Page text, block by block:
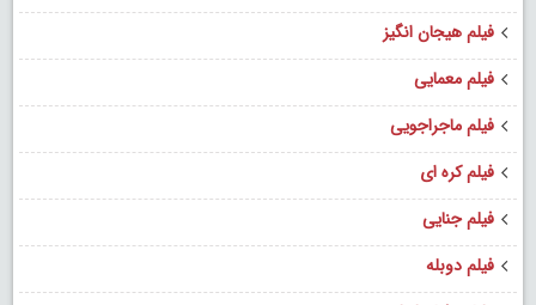
فیلم هیجان انگیز
فیلم معمایی
فیلم ماجراجویی
فیلم کره ای
فیلم جنایی
فیلم دوبله